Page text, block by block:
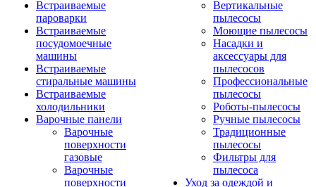
Встраиваемые
пароварки
Встраиваемые
посудомоечные
машины
Встраиваемые
стиральные машины
Встраиваемые
холодильники
Варочные панели
Варочные
поверхности
газовые
Варочные
поверхности
Вертикальные
пылесосы
Моющие пылесосы
Насадки и
аксессуары для
пылесосов
Профессиональные
пылесосы
Роботы-пылесосы
Ручные пылесосы
Традиционные
пылесосы
Фильтры для
пылесоса
Уход за одеждой и